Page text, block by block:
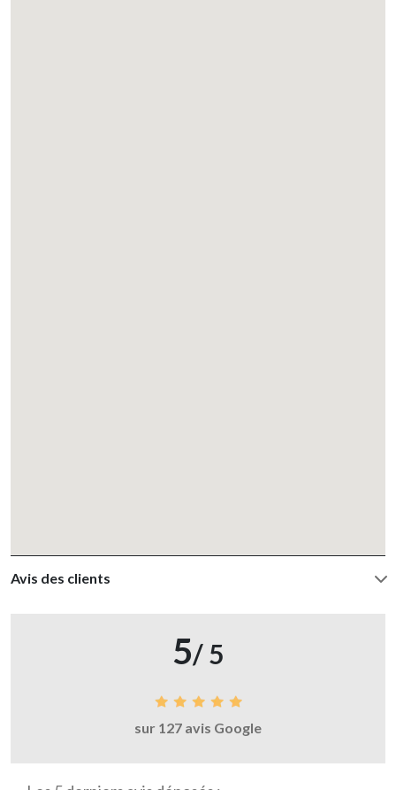
Avis des clients
5/ 5
sur 127 avis Google